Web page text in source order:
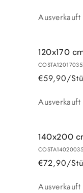
Anzahl
Ausverkauft
120x170
€59,90/
Anzahl
Ausverkauft
140x200
€72,90/
Anzahl
Ausverkauft